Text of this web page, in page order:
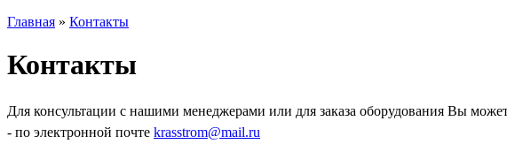
Главная » Контакты
Контакты
Для консультации с нашими менеджерами или для заказа оборудования Вы
- по электронной почте krasstrom@mail.ru